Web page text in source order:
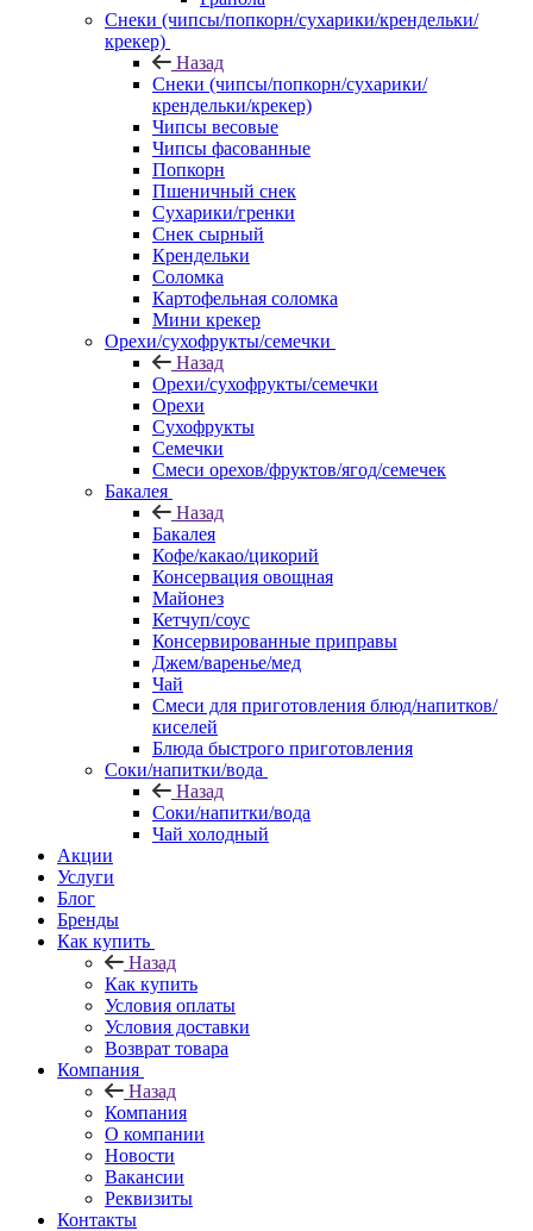
Снеки (чипсы/попкорн/сухарики/крендельки/
крекер)
Назад
Снеки (чипсы/попкорн/сухарики/
крендельки/крекер)
Чипсы весовые
Чипсы фасованные
Попкорн
Пшеничный снек
Сухарики/гренки
Снек сырный
Крендельки
Соломка
Картофельная соломка
Мини крекер
Орехи/сухофрукты/семечки
Назад
Орехи/сухофрукты/семечки
Орехи
Сухофрукты
Семечки
Смеси орехов/фруктов/ягод/семечек
Бакалея
Назад
Бакалея
Кофе/какао/цикорий
Консервация овощная
Майонез
Кетчуп/соус
Консервированные приправы
Джем/варенье/мед
Чай
Смеси для приготовления блюд/напитков/
киселей
Блюда быстрого приготовления
Соки/напитки/вода
Назад
Соки/напитки/вода
Чай холодный
Акции
Услуги
Блог
Бренды
Как купить
Назад
Как купить
Условия оплаты
Условия доставки
Возврат товара
Компания
Назад
Компания
О компании
Новости
Вакансии
Реквизиты
Контакты